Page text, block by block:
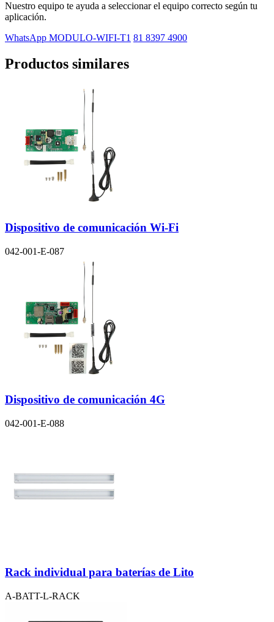
Nuestro equipo te ayuda a seleccionar el equipo correcto según tu
aplicación.
WhatsApp MODULO-WIFI-T1 81 8397 4900
Productos similares
Dispositivo de comunicación Wi-Fi
042-001-E-087
Dispositivo de comunicación 4G
042-001-E-088
Rack individual para baterías de Lito
A-BATT-L-RACK